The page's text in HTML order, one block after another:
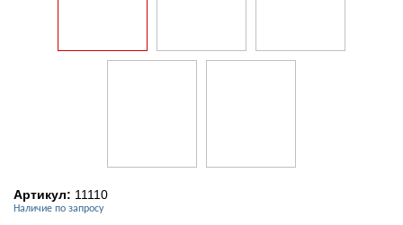
Артикул: 11110
Наличие по запросу